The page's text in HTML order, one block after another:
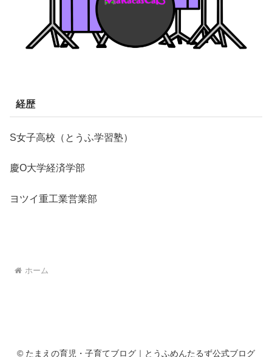
経歴
S女子高校（とうふ学習塾）
慶O大学経済学部
ヨツイ重工業営業部
ホーム
© たまえの育児・子育てブログ｜とうふめんたるず公式ブログ